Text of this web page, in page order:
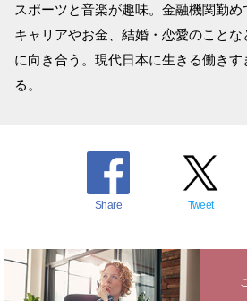
スポーツと音楽が趣味。金融機関勤め
キャリアやお金、結婚・恋愛のこと
に向き合う。現代日本に生きる働き
る。
Share Tweet